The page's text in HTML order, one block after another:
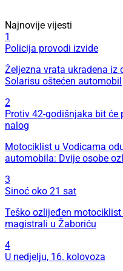
Najnovije vijesti
1
Policija provodi izvide
Željezna vrata ukradena iz
Solarisu oštećen automobil
2
Protiv 42-godišnjaka bit će
nalog
Motociklist u Vodicama
automobila: Dvije osobe
3
Sinoć oko 21 sat
Teško ozlijeđen
magistrali u Žaboriću
4
U nedjelju, 16. kolovoza